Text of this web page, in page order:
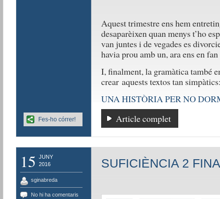
Aquest trimestre ens hem
desaparèixen quan menys t’ho
van juntes i de vegades es
havia prou amb un, ara ens en
I, finalment, la gramàtica també
crear aquests textos tan
UNA HISTÒRIA PER NO
Article complet
Fes-ho córrer!
15
JUNY
2016
sginabreda
No hi ha comentaris
SUFICIÈNCIA 2